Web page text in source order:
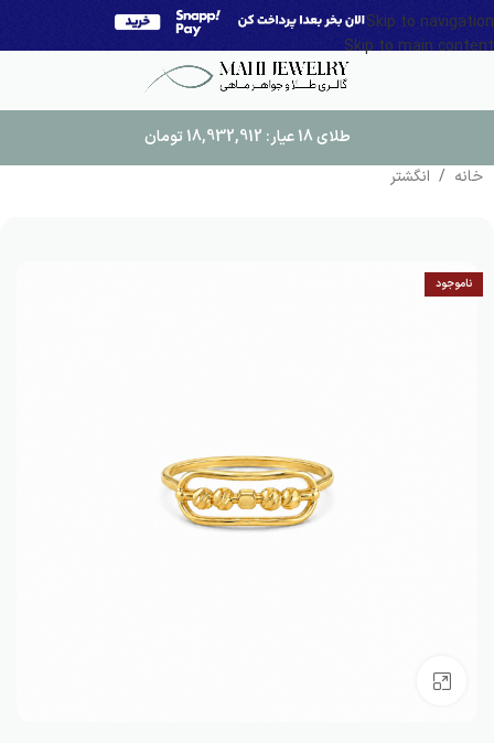
Skip to navigation
Skip to main content
طلای 18 عیار: 18,932,912 تومان
خانه / انگشتر
ناموجود